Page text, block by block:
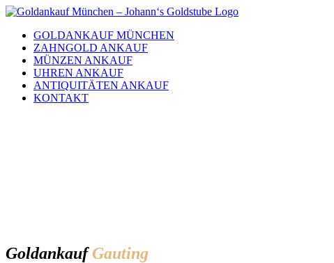
Skip
contentGOLDANKAUF MÜNCHEN
ZAHNGOLD ANKAUF
MÜNZEN ANKAUF
UHREN ANKAUF
ANTIQUITÄTEN ANKAUF
KONTAKT
Gold­ankaufGauting